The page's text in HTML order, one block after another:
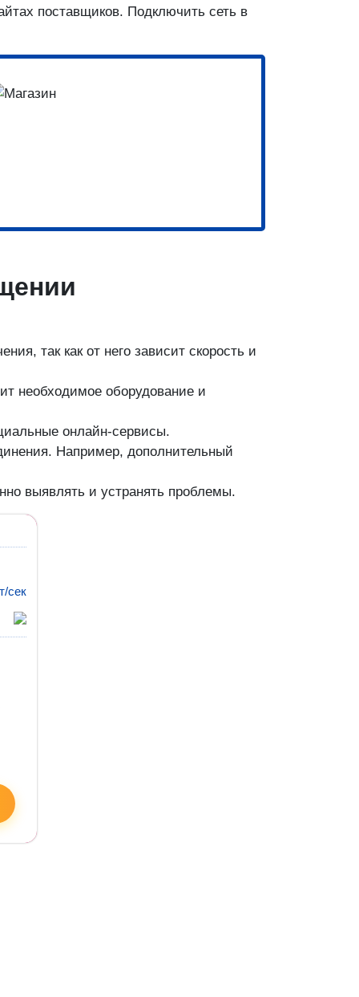
поставщиков. Подключить сеть в
так как от него зависит скорость и
необходимое оборудование и
онлайн-сервисы.
Например, дополнительный
выявлять и устранять проблемы.
сек